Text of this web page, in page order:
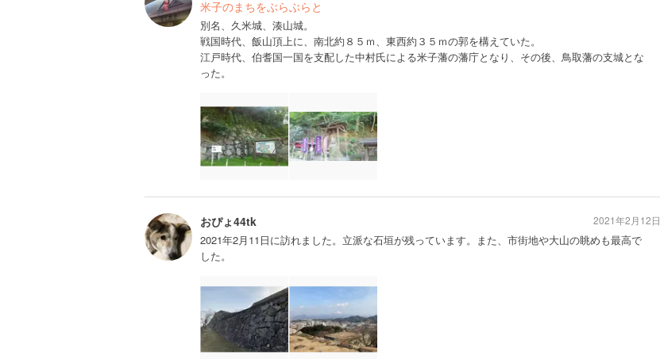
米子のまちをぶらぶらと
別名、久米城、湊山城。
戦国時代、飯山頂上に、南北約８５ｍ、東西約３５ｍの郭を構えていた。
江戸時代、伯耆国一国を支配した中村氏による米子藩の藩庁となり、その後、鳥取藩の支城とな
った。
おぴょ44tk
2021年2月11日に訪れました。立派な石垣が残っています。また、市街地や大山の眺めも最高で
した。
2021年2月12日